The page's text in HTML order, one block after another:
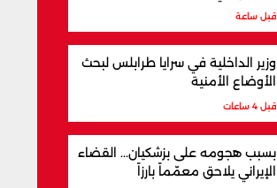
قبل ساعة
وزير الداخلية في سرايا طرابلس لبحث
الأوضاع الأمنية
قبل 4 ساعات
بسبب هجومه على بزشكيان... القضاء
الإيراني يلاحق معمّماً بارزاً